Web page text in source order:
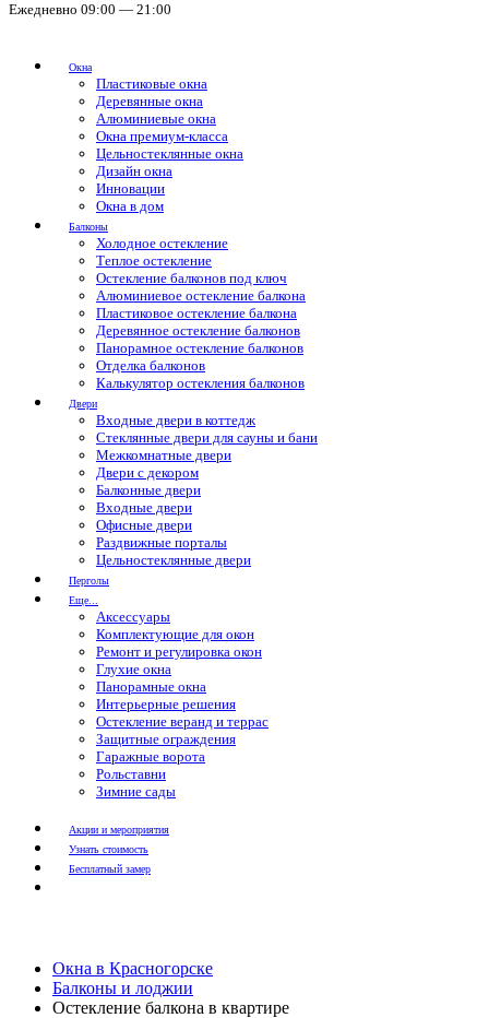
Ежедневно 09:00 — 21:00
Окна
Пластиковые окна
Деревянные окна
Алюминиевые окна
Окна премиум-класса
Цельностеклянные окна
Дизайн окна
Инновации
Окна в дом
Балконы
Холодное остекление
Теплое остекление
Остекление балконов под ключ
Алюминиевое остекление балкона
Пластиковое остекление балкона
Деревянное остекление балконов
Панорамное остекление балконов
Отделка балконов
Калькулятор остекления балконов
Двери
Входные двери в коттедж
Стеклянные двери для сауны и бани
Межкомнатные двери
Двери с декором
Балконные двери
Входные двери
Офисные двери
Раздвижные порталы
Цельностеклянные двери
Перголы
Еще...
Аксессуары
Комплектующие для окон
Ремонт и регулировка окон
Глухие окна
Панорамные окна
Интерьерные решения
Остекление веранд и террас
Защитные ограждения
Гаражные ворота
Рольставни
Зимние сады
Акции и мероприятия
Узнать стоимость
Бесплатный замер
Окна в Красногорске
Балконы и лоджии
Остекление балкона в квартире